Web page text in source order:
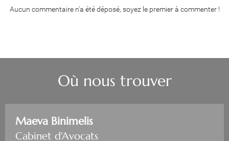
Aucun commentaire n'a été déposé, soyez le premier à commenter !
Où nous trouver
Maeva Binimelis
Cabinet d'Avocats